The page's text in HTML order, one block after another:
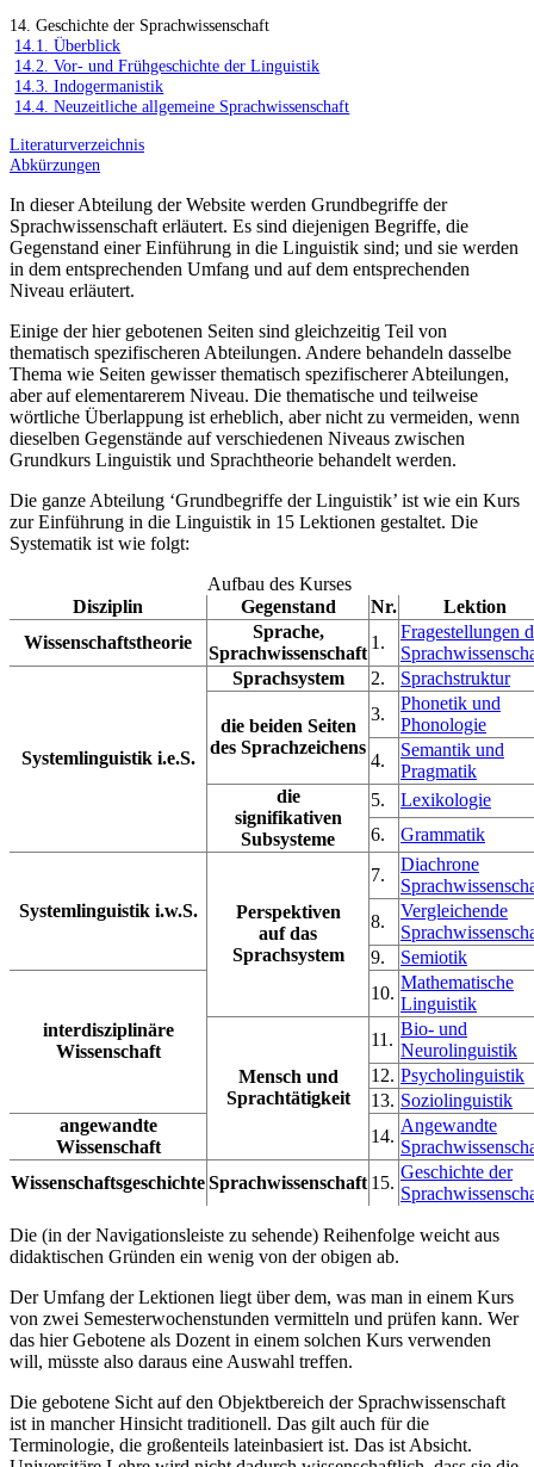
14. Geschichte der Sprachwissenschaft
14.1. Überblick
14.2. Vor- und Frühgeschichte der Linguistik
14.3. Indogermanistik
14.4. Neuzeitliche allgemeine Sprachwissenschaft
Literaturverzeichnis
Abkürzungen
In dieser Abteilung der Website werden Grundbegriffe der
Sprachwissenschaft erläutert. Es sind diejenigen Begriffe, die
Gegenstand einer Einführung in die Linguistik sind; und sie werden
in dem entsprechenden Umfang und auf dem entsprechenden
Niveau erläutert.
Einige der hier gebotenen Seiten sind gleichzeitig Teil von
thematisch spezifischeren Abteilungen. Andere behandeln dasselbe
Thema wie Seiten gewisser thematisch spezifischerer Abteilungen,
aber auf elementarerem Niveau. Die thematische und teilweise
wörtliche Überlappung ist erheblich, aber nicht zu vermeiden, wenn
dieselben Gegenstände auf verschiedenen Niveaus zwischen
Grundkurs Linguistik und Sprachtheorie behandelt werden.
Die ganze Abteilung ‘Grundbegriffe der Linguistik’ ist wie ein Kurs
zur Einführung in die Linguistik in 15 Lektionen gestaltet. Die
Systematik ist wie folgt:
Aufbau des Kurses
Disziplin
Gegenstand Nr.
Lektion
Wissenschaftstheorie
Sprache,
Sprachwissenschaft
1.
Fragestellungen
Systemlinguistik i.e.S.
Sprachsystem 2. Sprachstruktur
die beiden Seiten
des Sprachzeichens
3.
Phonetik und
Phonologie
4.
Semantik und
Pragmatik
die
signifikativen
Subsysteme
5.
Lexikologie
6.
Grammatik
Systemlinguistik i.w.S.
Perspektiven
auf das
Sprachsystem
7.
Diachrone
8.
Vergleichende
9.
Semiotik
interdisziplinäre
Wissenschaft
10.
Mathematische
Linguistik
Mensch und
Sprachtätigkeit
11.
Bio- und
Neurolinguistik
12. Psycholinguistik
13. Soziolinguistik
angewandte
Wissenschaft
14.
Angewandte
WissenschaftsgeschichteSprachwissenschaft 15.
Geschichte der
Die (in der Navigationsleiste zu sehende) Reihenfolge weicht aus
didaktischen Gründen ein wenig von der obigen ab.
Der Umfang der Lektionen liegt über dem, was man in einem Kurs
von zwei Semesterwochenstunden vermitteln und prüfen kann. Wer
das hier Gebotene als Dozent in einem solchen Kurs verwenden
will, müsste also daraus eine Auswahl treffen.
Die gebotene Sicht auf den Objektbereich der Sprachwissenschaft
ist in mancher Hinsicht traditionell. Das gilt auch für die
Terminologie, die großenteils lateinbasiert ist. Das ist Absicht.